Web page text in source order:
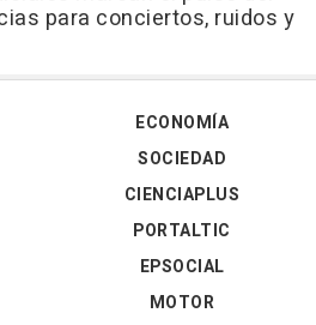
para conciertos, ruidos y
ECONOMÍA
SOCIEDAD
CIENCIAPLUS
PORTALTIC
EPSOCIAL
MOTOR